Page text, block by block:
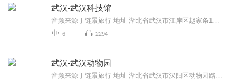
武汉-武汉科技馆
6 2294
武汉-武汉动物园